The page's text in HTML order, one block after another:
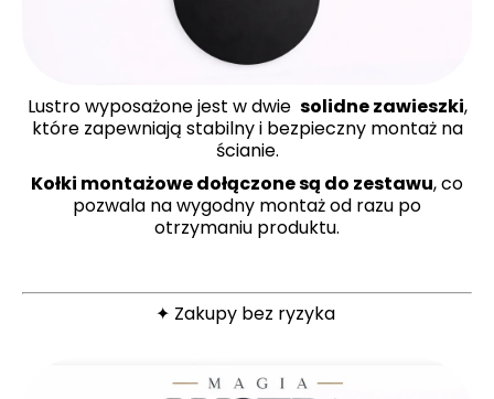
Lustro wyposażone jest w dwie solidne zawieszki,
które zapewniają stabilny i bezpieczny montaż na
ścianie.
Kołki montażowe dołączone są do zestawu, co
pozwala na wygodny montaż od razu po
otrzymaniu produktu.
✦ Zakupy bez ryzyka